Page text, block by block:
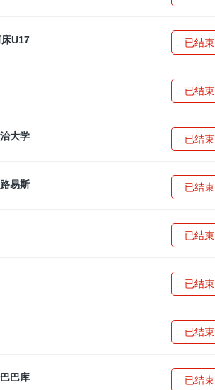
已结束
已结束
已结束
已结束
已结束
已结束
已结束
已结束